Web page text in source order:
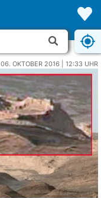
06. OKTOBER 2016 | 12:33 UHR